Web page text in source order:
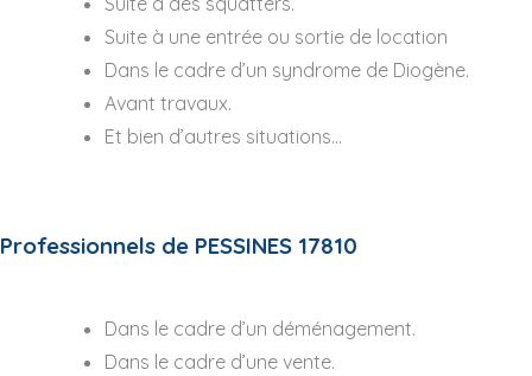
Suite à une entrée ou sortie de location
Dans le cadre d’un syndrome de Diogène.
Avant travaux.
Et bien d’autres situations…
Professionnels de PESSINES 17810
Dans le cadre d’un déménagement.
Dans le cadre d’une vente.